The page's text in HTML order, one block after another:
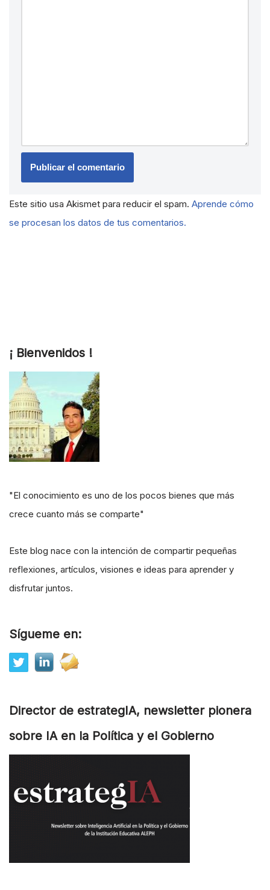
Este sitio usa Akismet para reducir el spam. Aprende cómo
se procesan los datos de tus comentarios.
¡ Bienvenidos !
"El conocimiento es uno de los pocos bienes que más
crece cuanto más se comparte"
Este blog nace con la intención de compartir pequeñas
reflexiones, artículos, visiones e ideas para aprender y
disfrutar juntos.
Sígueme en:
Director de estrategIA, newsletter pionera
sobre IA en la Política y el Gobierno